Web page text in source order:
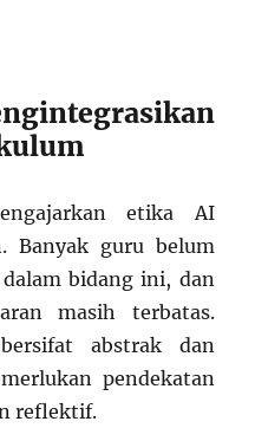
etika AI
Banyak guru belum
bidang ini, dan
masih terbatas.
abstrak dan
pendekatan
reflektif.